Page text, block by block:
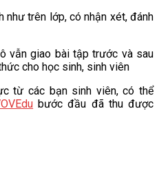
như trên lớp, có nhận xét, đánh
vẫn giao bài tập trước và sau
cho học sinh, sinh viên
từ các bạn sinh viên, có thể
bước đầu đã thu được